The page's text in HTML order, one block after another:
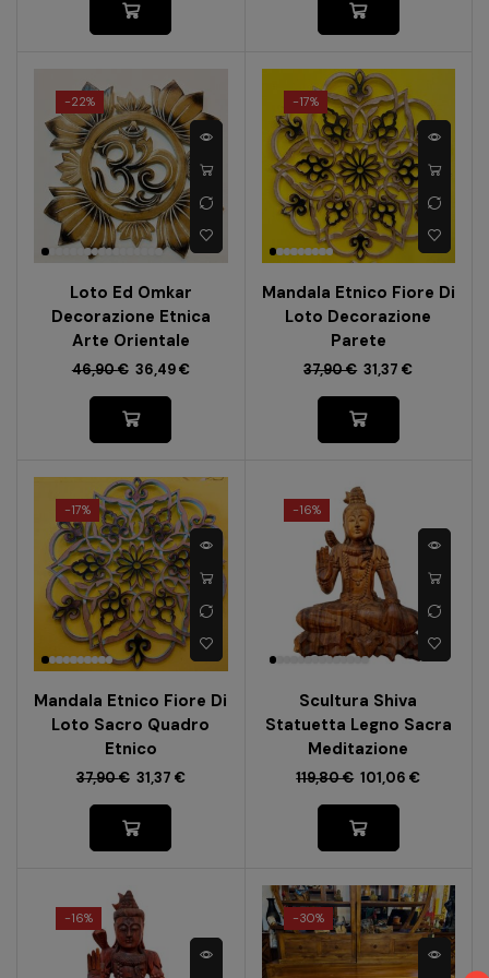
-22%
Loto Ed Omkar
Decorazione Etnica
Arte Orientale
46,90€ 36,49€
-17%
Mandala Etnico Fiore Di
Loto Decorazione
Parete
37,90€ 31,37€
-17%
Mandala Etnico Fiore Di
Loto Sacro Quadro
Etnico
37,90€ 31,37 €
-16%
Scultura Shiva
Statuetta Legno Sacra
Meditazione
119,80€ 101,06€
-16% -30%